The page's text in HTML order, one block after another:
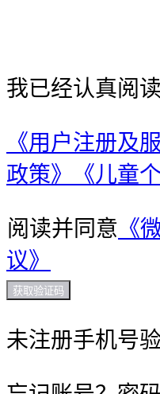
我已经认真阅
《用户注册及
政策》
《儿童
阅读并同意 《
议》
获取验证码
未注册手机号